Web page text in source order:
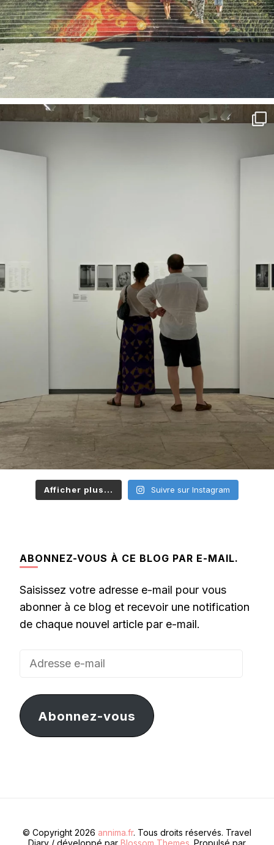
Afficher plus... Suivre sur Instagram
ABONNEZ-VOUS À CE BLOG PAR E-MAIL.
Saisissez votre adresse e-mail pour vous
abonner à ce blog et recevoir une notification
de chaque nouvel article par e-mail.
Adresse
mail
Abonnez-vous
© Copyright 2026 annima.fr. Tous droits réservés. Travel